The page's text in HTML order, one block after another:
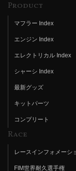
Product
マフラー Index
エンジン Index
エレクトリカル Index
シャーシ Index
最新グッズ
キットパーツ
コンプリート
Race
レースインフォメーシ
FIM世界耐久選手権